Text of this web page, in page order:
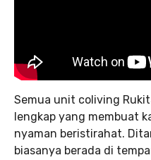
Semua unit coliving
lengkap yang membuat
nyaman beristirahat.
biasanya berada di